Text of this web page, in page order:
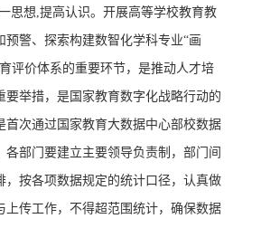
思想,提高认识。开展高等学校教育教
预警、探索构建数智化学科专业“画
评价体系的重要环节，是推动人才培
要举措，是国家教育数字化战略行动的
首次通过国家教育大数据中心部校数据
各部门要建立主要领导负责制，部门间
，按各项数据规定的统计口径，认真做
上传工作，不得超范围统计，确保数据